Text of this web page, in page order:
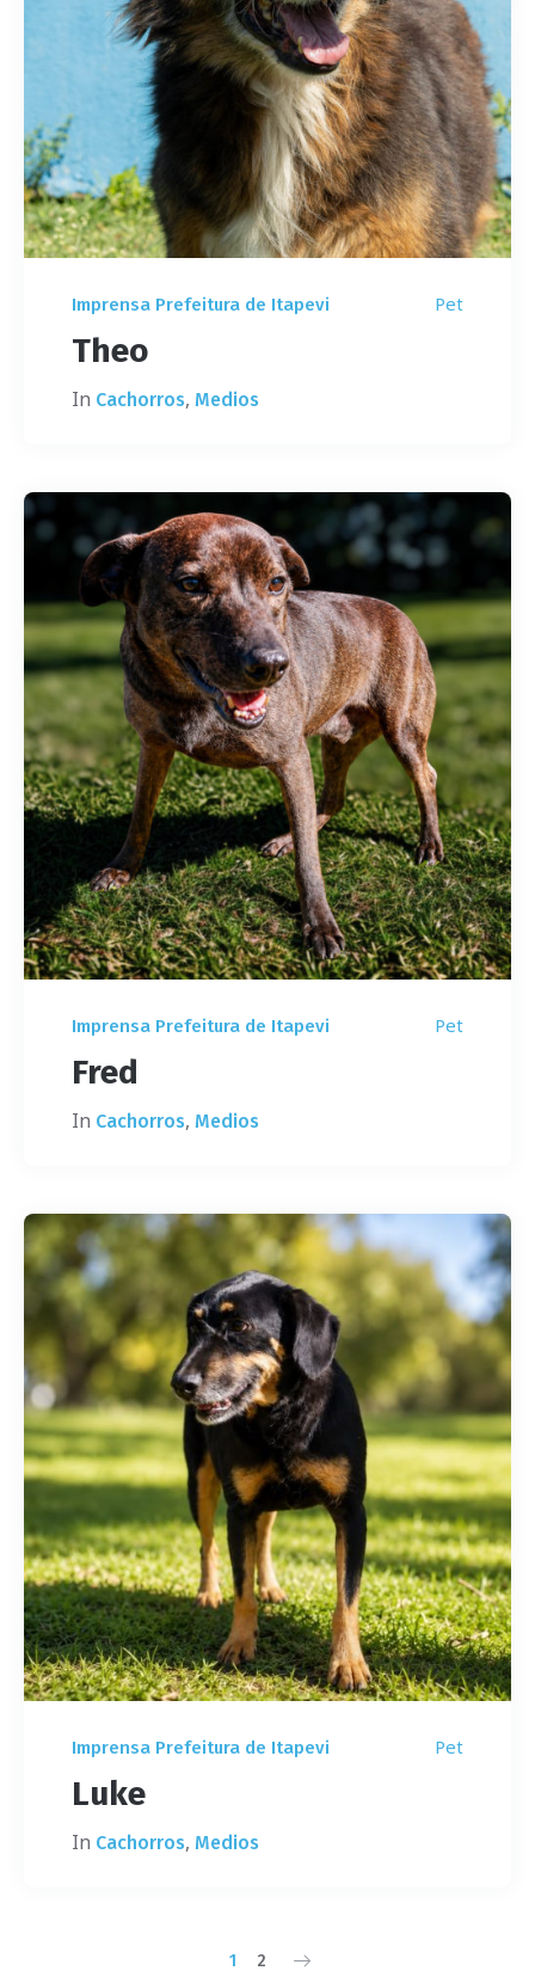
Imprensa Prefeitura de Itapevi Pet
Theo
In Cachorros, Medios
Imprensa Prefeitura de Itapevi Pet
Fred
In Cachorros, Medios
Imprensa Prefeitura de Itapevi Pet
Luke
In Cachorros, Medios
1 2